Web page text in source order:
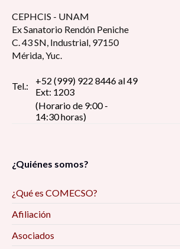
CEPHCIS - UNAM
Ex Sanatorio Rendón Peniche
C. 43 SN, Industrial, 97150
Mérida, Yuc.
Tel.:
+52 (999) 922 8446 al 49
Ext: 1203
(Horario de 9:00 -
14:30 horas)
¿Quiénes somos?
¿Qué es COMECSO?
Afiliación
Asociados